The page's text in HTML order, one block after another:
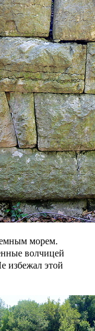
морем.
волчицей
избежал этой